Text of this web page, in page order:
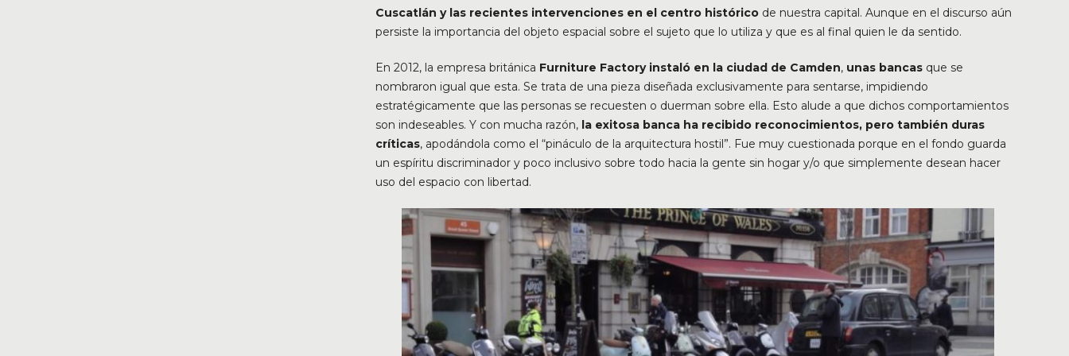
Cuscatlán y las recientes intervenciones en el centro histórico de nuestra capital. Aunque en el discurso aún
persiste la importancia del objeto espacial sobre el sujeto que lo utiliza y que es al final quien le da sentido.
En 2012, la empresa británica Furniture Factory instaló en la ciudad de Camden, unas bancas que se
nombraron igual que esta. Se trata de una pieza diseñada exclusivamente para sentarse, impidiendo
estratégicamente que las personas se recuesten o duerman sobre ella. Esto alude a que dichos comportamientos
son indeseables. Y con mucha razón, la exitosa banca ha recibido reconocimientos, pero también duras
críticas, apodándola como el “pináculo de la arquitectura hostil”. Fue muy cuestionada porque en el fondo guarda
un espíritu discriminador y poco inclusivo sobre todo hacia la gente sin hogar y/o que simplemente desean hacer
uso del espacio con libertad.